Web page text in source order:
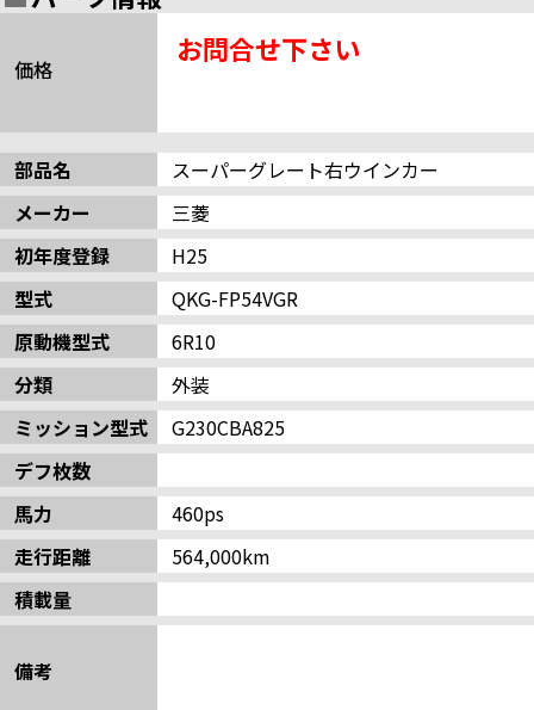
価格
お問合せ下さい
部品名
スーパーグレート右ウインカー
メーカー
三菱
初年度登録
H25
型式
QKG-FP54VGR
原動機型式
6R10
分類
外装
ミッション型式
G230CBA825
デフ枚数
馬力
460ps
走行距離
564,000km
積載量
備考